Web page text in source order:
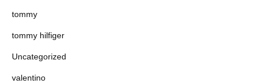
tommy
tommy hilfiger
Uncategorized
valentino